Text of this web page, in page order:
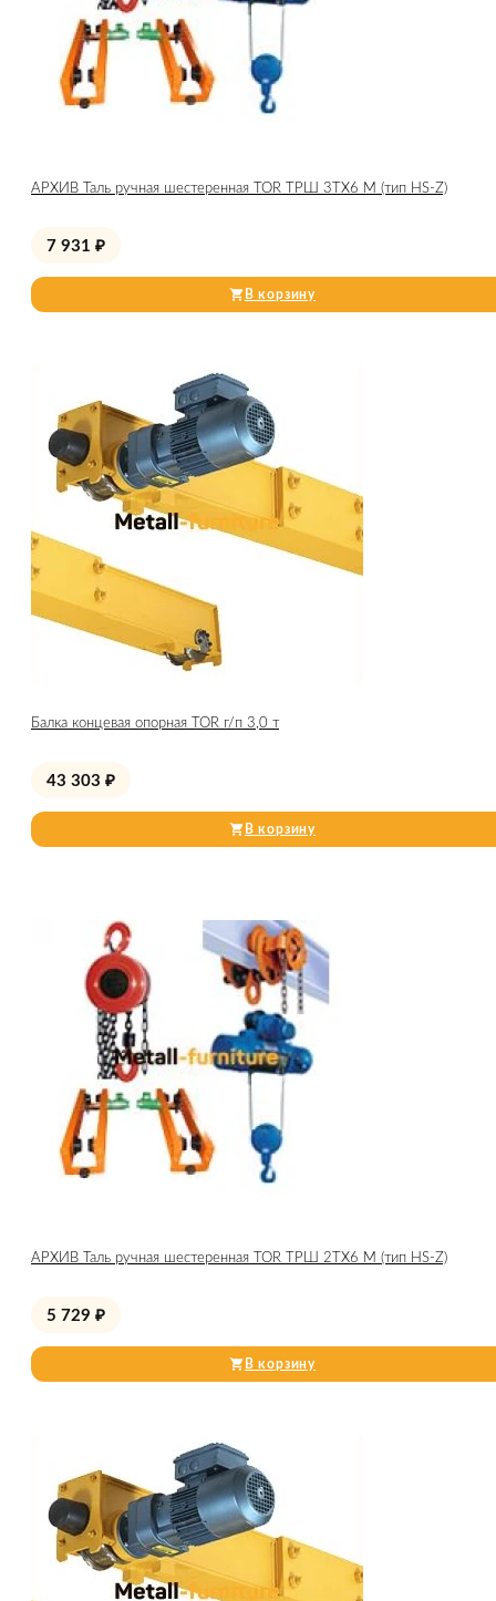
АРХИВ Таль ручная шестеренная TOR ТРШ 3ТХ6 М (тип HS-Z)
7 931 ₽
В корзину
Балка концевая опорная TOR г/п 3,0 т
43 303 ₽
В корзину
АРХИВ Таль ручная шестеренная TOR ТРШ 2ТХ6 М (тип HS-Z)
5 729 ₽
В корзину